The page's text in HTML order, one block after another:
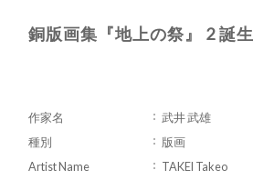
銅版画集『地上の祭』 2 誕生
作家名
武井 武雄
種別
版画
Artist Name
TAKEI Takeo